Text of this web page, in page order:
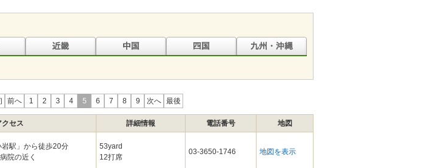
前へ 1 2 3 4 5 6 7 8 9 次へ 最後
クセス 詳細情報 電話番号 地図
岩駅」から徒歩20分
院の近く
53yard
12打席
03-3650-1746 地図を表示